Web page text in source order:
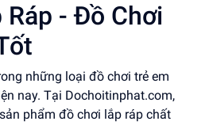
- Đồ Chơi
những loại đồ chơi trẻ em
nay. Tại Dochoitinphat.com,
phẩm đồ chơi lắp ráp chất